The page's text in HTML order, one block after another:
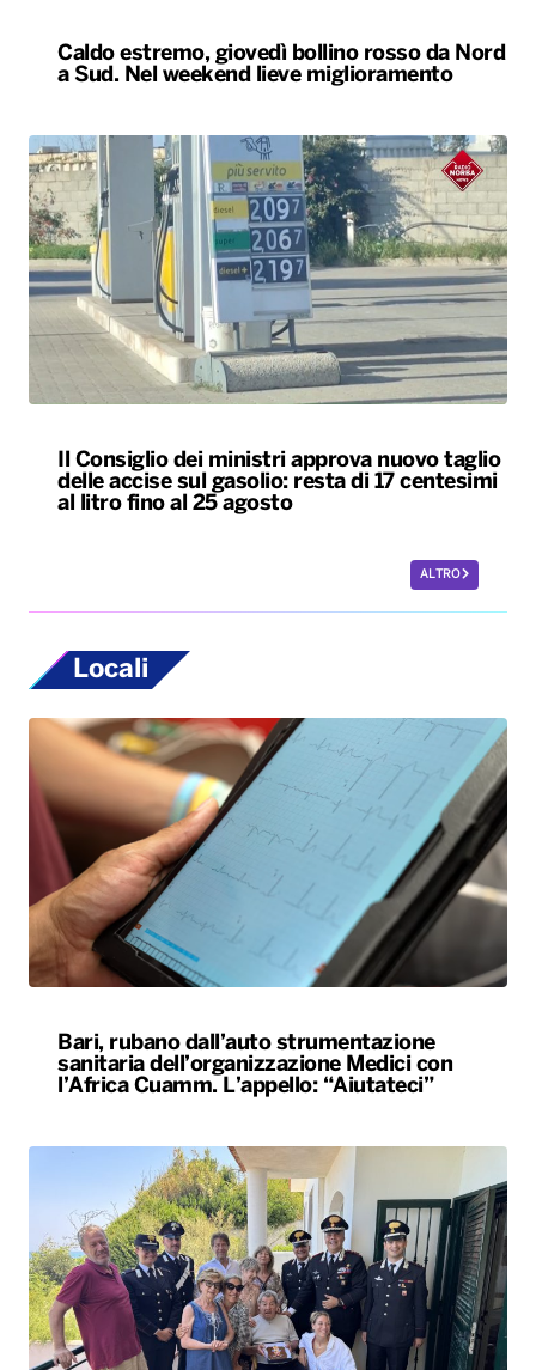
Caldo estremo, giovedì bollino rosso da Nord
a Sud. Nel weekend lieve miglioramento
Il Consiglio dei ministri approva nuovo taglio
delle accise sul gasolio: resta di 17 centesimi
al litro fino al 25 agosto
ALTRO
Locali
Bari, rubano dall’auto strumentazione
sanitaria dell’organizzazione Medici con
l’Africa Cuamm. L’appello: “Aiutateci”